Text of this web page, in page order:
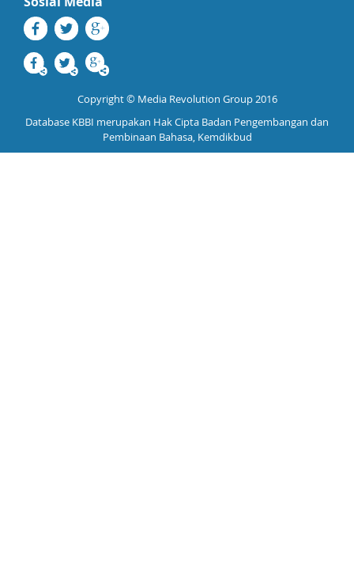
Copyright © Media Revolution Group 2016
Database KBBI merupakan Hak Cipta Badan Pengembangan dan
Pembinaan Bahasa, Kemdikbud